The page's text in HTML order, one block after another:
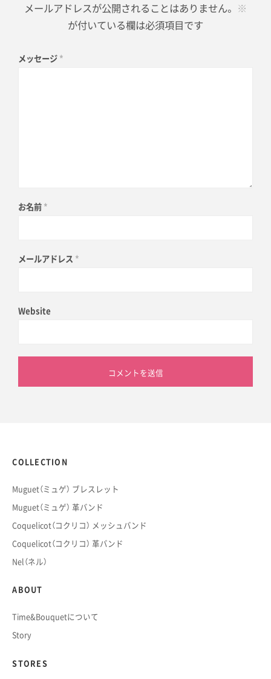
メールアドレスが公開されることはありません。 ※
が付いている欄は必須項目です
メッセージ *
お名前 *
メールアドレス *
Website
COLLECTION
Muguet（ミュゲ） ブレスレット
Muguet（ミュゲ） 革バンド
Coquelicot（コクリコ） メッシュバンド
Coquelicot（コクリコ） 革バンド
Nel（ネル）
ABOUT
Time&Bouquetについて
Story
STORES